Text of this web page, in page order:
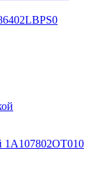
1A107802OT010